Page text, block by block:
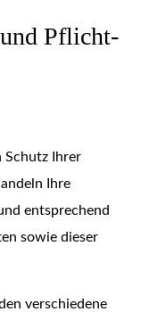
und Pflicht­
Schutz Ihrer
Ihre
entsprechend
sowie dieser
verschiedene